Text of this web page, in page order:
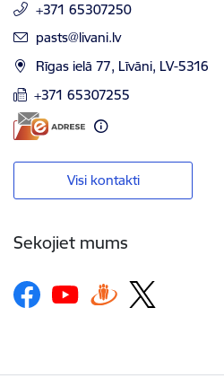
+371 65307250
E-pasts:
pasts@livani.lv
Rīgas ielā 77, Līvāni, LV-5316
+371 65307255
Visi kontakti
Sekojiet mums